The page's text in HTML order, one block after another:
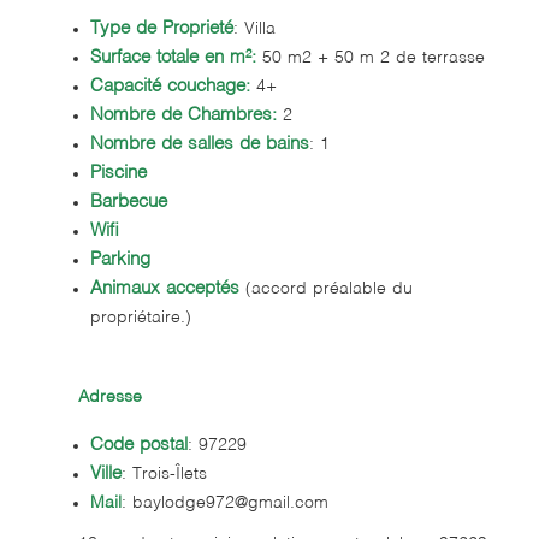
Type de Proprieté: Villa
Surface totale en m²: 50 m2 + 50 m 2 de terrasse
Capacité couchage: 4+
Nombre de Chambres: 2
Nombre de salles de bains: 1
Piscine
Barbecue
Wifi
Parking
Animaux acceptés (accord préalable du
propriétaire.)
Adresse
Code postal : 97229
Ville: Trois-Îlets
Mail : baylodge972@gmail.com